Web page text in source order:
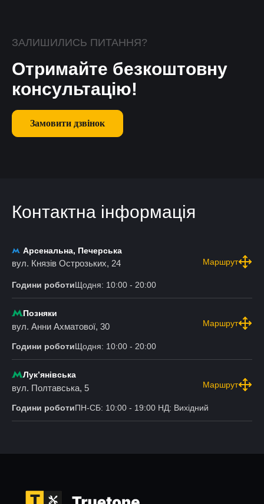
ЗАЛИШИЛИСЬ ПИТАННЯ?
Отримайте безкоштовну
консультацію!
Замовити дзвінок
Контактна інформація
Арсенальна, Печерська
вул. Князів Острозьких, 24 Маршрут
Години роботиЩодня: 10:00 - 20:00
Позняки
вул. Анни Ахматової, 30 Маршрут
Години роботиЩодня: 10:00 - 20:00
Лукʼянівська
вул. Полтавська, 5 Маршрут
Години роботиПН-СБ: 10:00 - 19:00 НД: Вихідний